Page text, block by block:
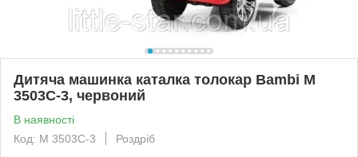
Дитяча машинка каталка толокар Bambi M
3503С-3, червоний
В наявності
Код: M 3503С-3
Роздріб